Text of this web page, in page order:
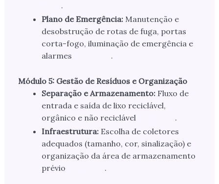
.
Plano de Emergência:Manutenção e
desobstrução de rotas de fuga, portas
corta-fogo, iluminação de emergência e
alarmes
.
Módulo 5: Gestão de Resíduos e Organização
Separação e Armazenamento:Fluxo de
entrada e saída de lixo reciclável,
orgânico e não reciclável
.
Infraestrutura:Escolha de coletores
adequados (tamanho, cor, sinalização) e
organização da área de armazenamento
prévio
.